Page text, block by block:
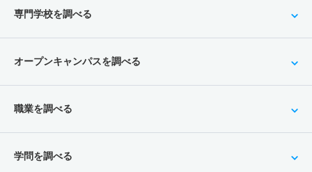
専門学校を調べる
オープンキャンパスを調べる
職業を調べる
学問を調べる